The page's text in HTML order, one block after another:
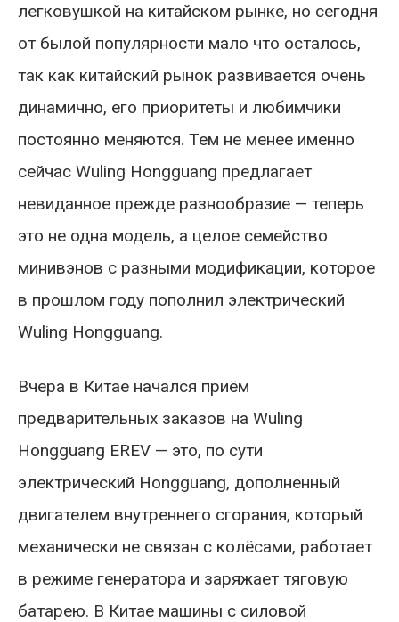
легковушкой на китайском рынке, но сегодня
от былой популярности мало что осталось,
так как китайский рынок развивается очень
динамично, его приоритеты и любимчики
постоянно меняются. Тем не менее именно
сейчас Wuling Hongguang предлагает
невиданное прежде разнообразие — теперь
это не одна модель, а целое семейство
минивэнов с разными модификации, которое
в прошлом году пополнил электрический
Wuling Hongguang.
Вчера в Китае начался приём
предварительных заказов на Wuling
Hongguang EREV — это, по сути
электрический Hongguang, дополненный
двигателем внутреннего сгорания, который
механически не связан с колёсами, работает
в режиме генератора и заряжает тяговую
батарею. В Китае машины с силовой